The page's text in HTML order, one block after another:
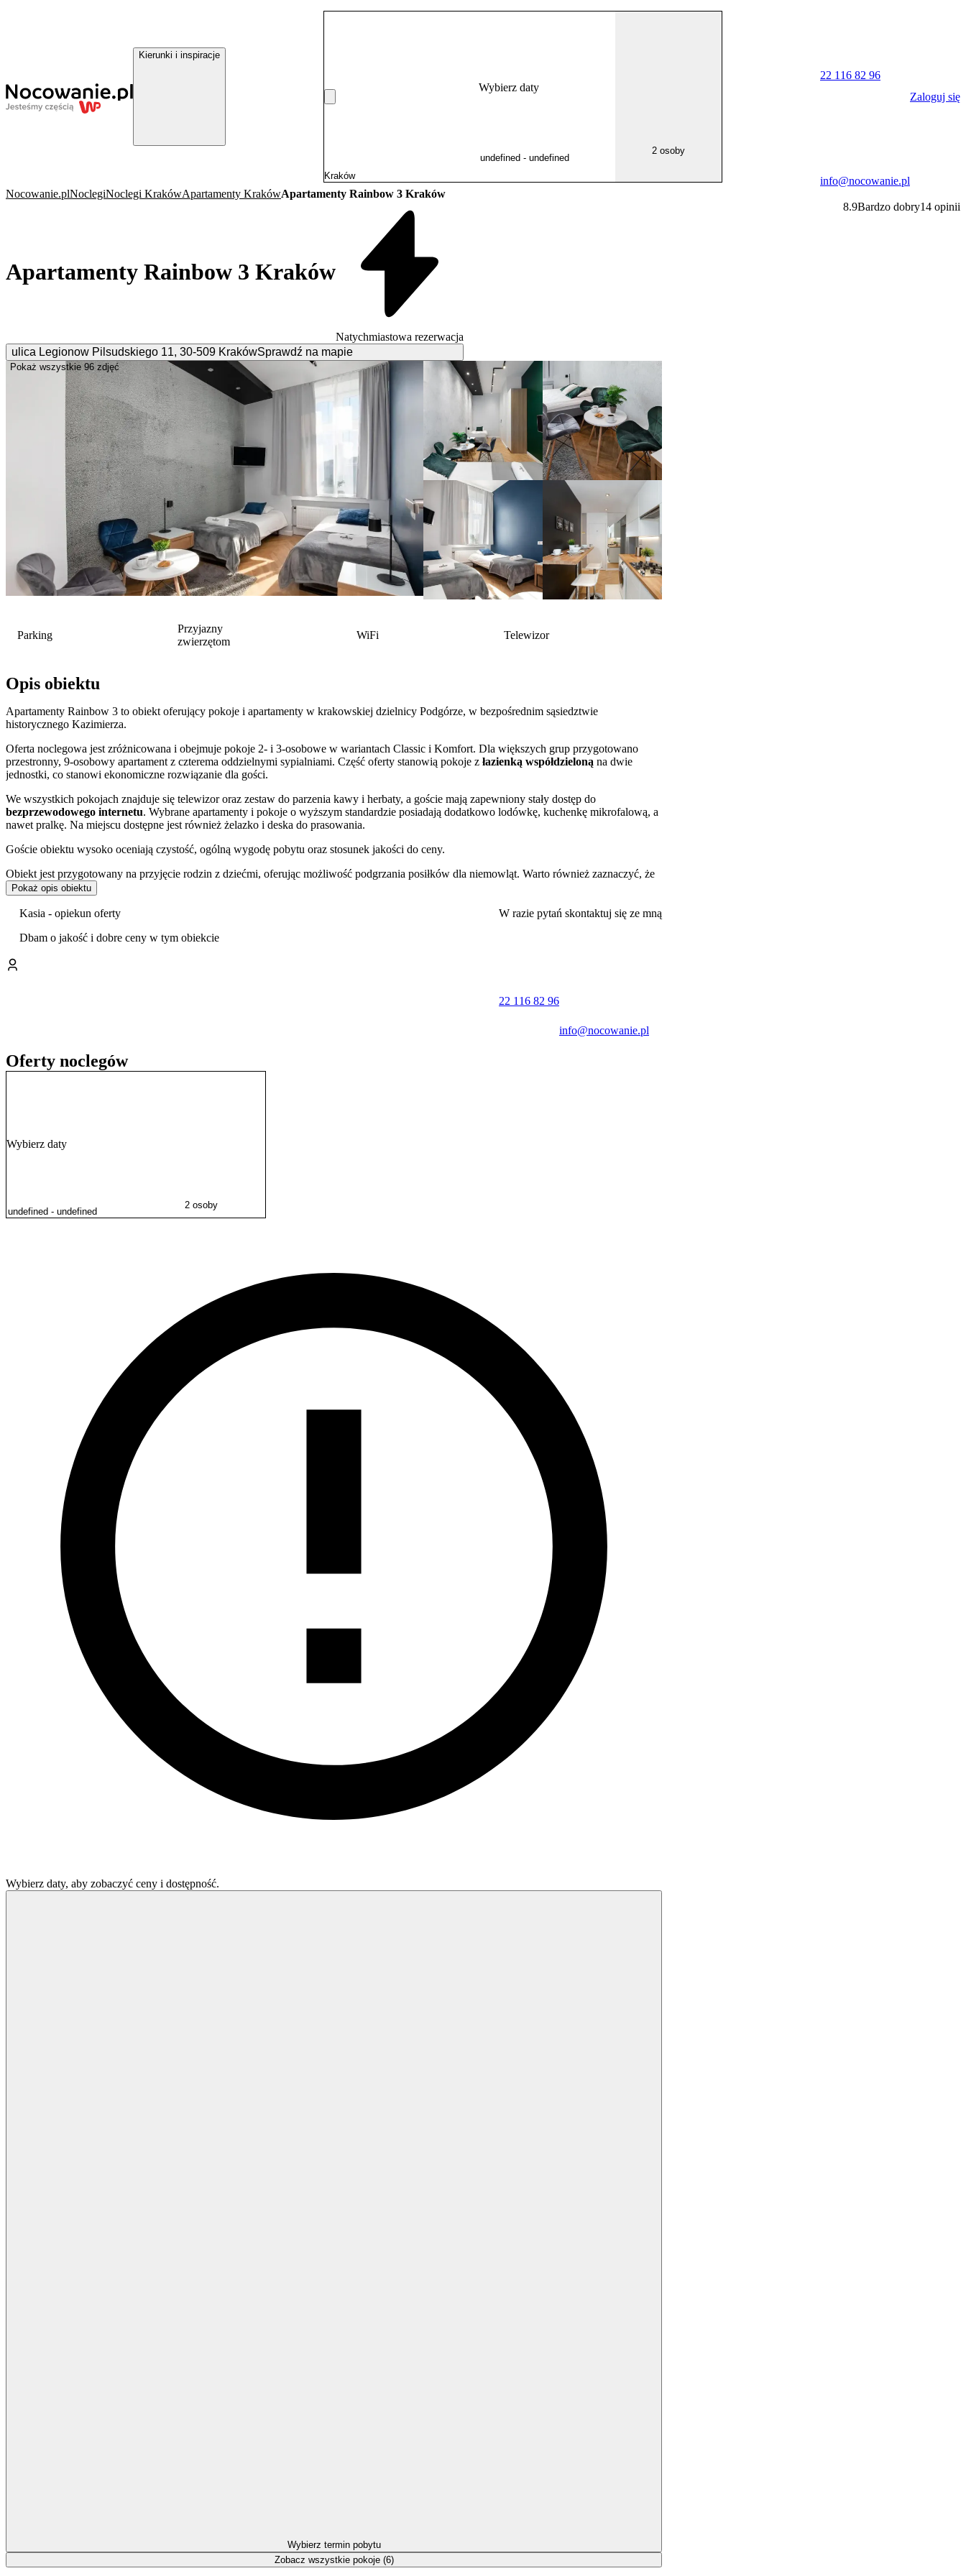
Kierunki i inspiracje
Wybierz daty
2 osoby
22 116 82 96
info@nocowanie.pl
Zaloguj się
Nocowanie.plNoclegiNoclegi KrakówApartamenty KrakówApartamenty Rainbow 3 Kraków
Apartamenty Rainbow 3 Kraków
Natychmiastowa rezerwacja
ulica Legionow Pilsudskiego 11, 30-509 KrakówSprawdź na mapie
8.9Bardzo dobry14 opinii
Pokaż wszystkie 96 zdjęć
Parking
Przyjazny
zwierzętom
WiFi Telewizor
Opis obiektu
Apartamenty Rainbow 3 to obiekt oferujący pokoje i apartamenty w krakowskiej dzielnicy Podgórze, w bezpośrednim sąsiedztwie
historycznego Kazimierza.
Oferta noclegowa jest zróżnicowana i obejmuje pokoje 2- i 3-osobowe w wariantach Classic i Komfort. Dla większych grup przygotowano
przestronny, 9-osobowy apartament z czterema oddzielnymi sypialniami. Część oferty stanowią pokoje z łazienką współdzieloną na dwie
jednostki, co stanowi ekonomiczne rozwiązanie dla gości.
We wszystkich pokojach znajduje się telewizor oraz zestaw do parzenia kawy i herbaty, a goście mają zapewniony stały dostęp do
bezprzewodowego internetu. Wybrane apartamenty i pokoje o wyższym standardzie posiadają dodatkowo lodówkę, kuchenkę mikrofalową, a
nawet pralkę. Na miejscu dostępne jest również żelazko i deska do prasowania.
Goście obiektu wysoko oceniają czystość, ogólną wygodę pobytu oraz stosunek jakości do ceny.
Obiekt jest przygotowany na przyjęcie rodzin z dziećmi, oferując możliwość podgrzania posiłków dla niemowląt. Warto również zaznaczyć, że
jest to miejsceprzyjazne zwierzętom
pobliżu budynku.
Krakowa. W zasięgu krótkiego spaceru znajdują się najważniejsze zabytki miasta, takie jak
Personel obiektu pomaga w organizacji czasu wolnego, oferując wsparcie przy rezerwacji wycieczek po mieście oraz
Pokaż opis obiektu
Kasia - opiekun oferty
Dbam o jakość i dobre ceny w tym obiekcie
W razie pytań skontaktuj się ze mną
22 116 82 96
info@nocowanie.pl
Oferty noclegów
Wybierz daty
2 osoby
Wybierz daty, aby zobaczyć ceny i dostępność.
Wybierz termin pobytu
Zobacz wszystkie pokoje (6)